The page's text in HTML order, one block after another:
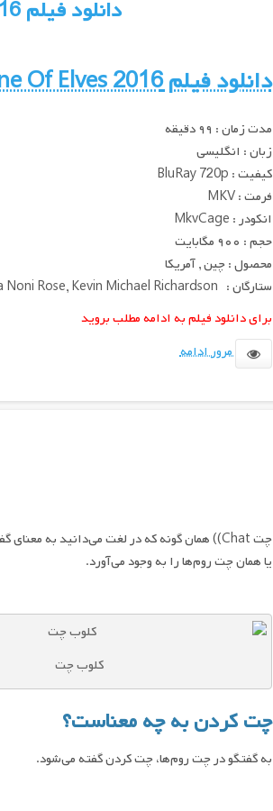
دانلود فیلم Throne Of Elves 2016 بصورت رایگان
دانلود فیلم Throne Of Elves 2016
مدت زمان : ۹۹ دقیقه
زبان : انگلیسی
کیفیت : BluRay 720p
فرمت : MKV
انکودر : MkvCage
حجم : ۹۰۰ مگابایت
محصول : چین , آمریکا
ستارگان : Ryan Potter, Ashley Boettcher, Anika Noni Rose, Kevin Michael Richardson
برای دانلود فیلم به ادامه مطلب بروید
مرور ادامه
یا همان چت روم‌ها ‌را به وجود می‌آورد.
کلوب چت
چت کردن به چه معناست؟
به گفتگو در چت روم‌ها، چت کردن گفته می‌شود.